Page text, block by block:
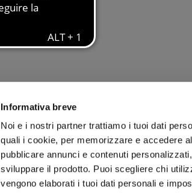
Informativa breve
Noi e i nostri partner trattiamo i tuoi dati
quali i cookie, per memorizzare e accedere
pubblicare annunci e contenuti
sviluppare il prodotto. Puoi scegliere chi
vengono elaborati i tuoi dati personali e